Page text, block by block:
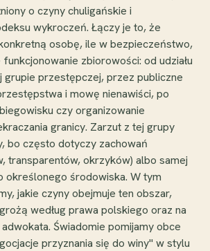
o czyny chuligańskie i
wykroczeń. Łączy je to, że
osobę, ile w bezpieczeństwo,
zbiorowości: od udziału
grupie przestępczej, przez publiczne
i mowę nienawiści, po
czy organizowanie
granicy. Zarzut z tej grupy
bo często dotyczy zachowań
transparentów, okrzyków) albo samej
określonego środowiska. W tym
jakie czyny obejmuje ten obszar,
według prawa polskiego oraz na
Świadomie pomijamy obce
przyznania się do winy" w stylu